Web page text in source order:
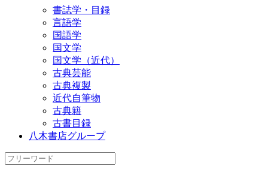
書誌学・目録
言語学
国語学
国文学
国文学（近代）
古典芸能
古典複製
近代自筆物
古典籍
古書目録
八木書店グループ